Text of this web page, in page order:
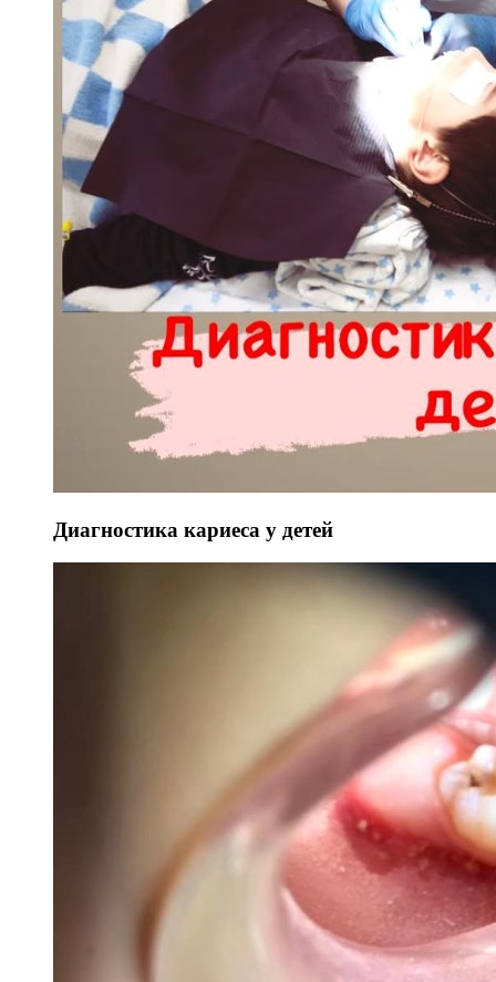
Диагностика кариеса у детей